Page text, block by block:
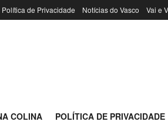
Política de Privacidade Notícias do Vasco Vai e
COLINA POLÍTICA DE PRIVACIDADE